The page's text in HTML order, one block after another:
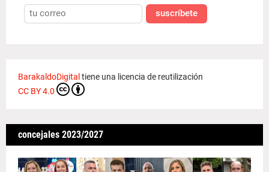
suscríbete
BarakaldoDigitaltiene una licencia de reutilización
CC BY 4.0
concejales 2023/2027